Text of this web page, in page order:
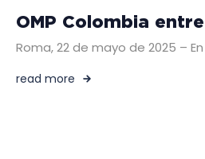
OMP Colombia
Roma, 22 de mayo de 2025 –
read more